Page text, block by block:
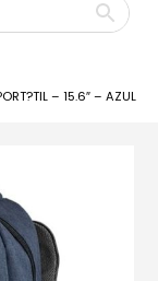
– 15.6″ – AZUL